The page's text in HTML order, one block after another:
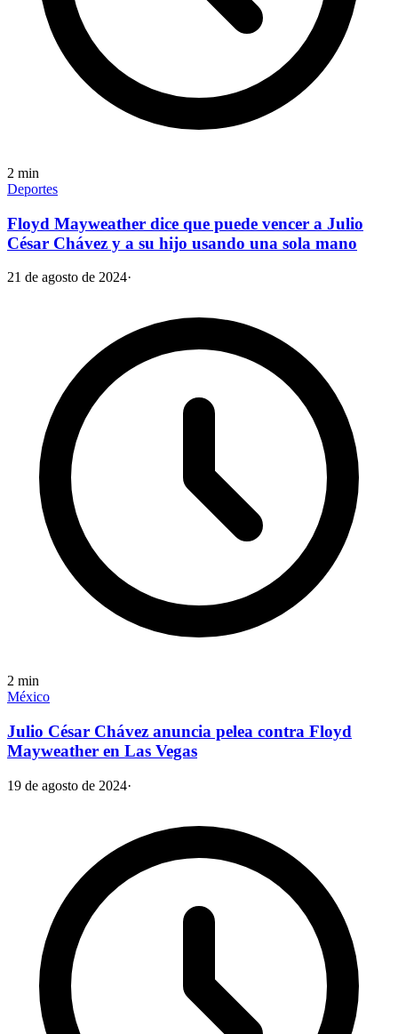
2 min
Deportes
Floyd Mayweather dice que puede vencer a Julio
César Chávez y a su hijo usando una sola mano
21 de agosto de 2024·
2 min
México
Julio César Chávez anuncia pelea contra Floyd
Mayweather en Las Vegas
19 de agosto de 2024·